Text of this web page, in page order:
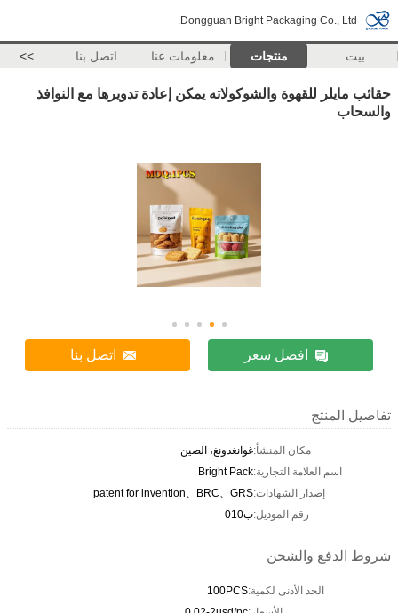
Dongguan Bright Packaging Co., Ltd.
بيت منتجات معلومات عنا اتصل بنا >>
حقائب مايلر للقهوة والشوكولاته يمكن إعادة تدويرها مع النوافذ
والسحاب
افضل سعر اتصل بنا
تفاصيل المنتج
مكان المنشأ:غوانغدونغ، الصين
اسم العلامة التجارية:Bright Pack
إصدار الشهادات:patent for invention、BRC、GRS
رقم الموديل:ب010
شروط الدفع والشحن
الحد الأدنى لكمية:100PCS